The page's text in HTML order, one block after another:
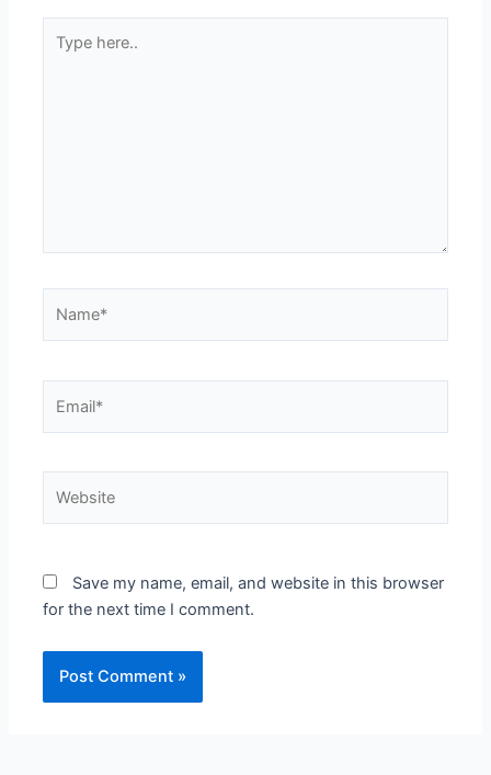
here..
Save my name, email, and website in this browser
for the next time I comment.